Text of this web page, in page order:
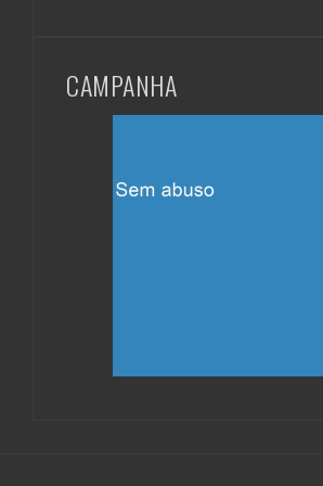
CAMPANHA